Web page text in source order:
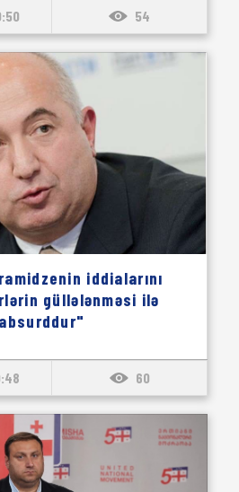
54
iddialarını
güllələnməsi ilə
60